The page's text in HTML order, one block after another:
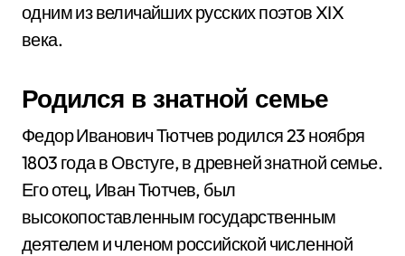
одним из величайших русских поэтов XIX
века.
Родился в знатной семье
Федор Иванович Тютчев родился 23 ноября
1803 года в Овстуге, в древней знатной семье.
Его отец, Иван Тютчев, был
высокопоставленным государственным
деятелем и членом российской численной